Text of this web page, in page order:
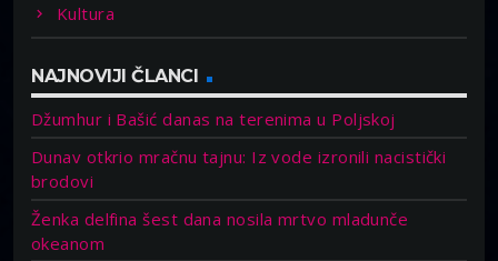
Kultura
NAJNOVIJI ČLANCI
Džumhur i Bašić danas na terenima u Poljskoj
Dunav otkrio mračnu tajnu: Iz vode izronili nacistički
brodovi
Ženka delfina šest dana nosila mrtvo mladunče
okeanom